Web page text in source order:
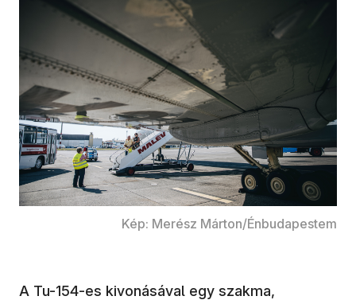
Kép: Merész Márton/Énbudapestem
A Tu-154-es kivonásával egy szakma,